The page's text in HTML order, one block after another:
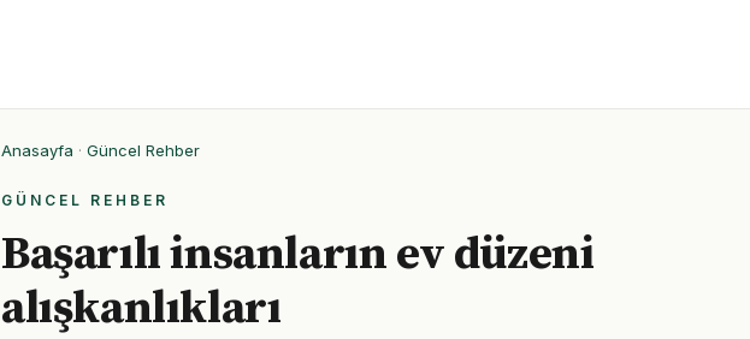
Anasayfa · Güncel Rehber
GÜNCEL REHBER
Başarılı insanların ev düzeni
alışkanlıkları